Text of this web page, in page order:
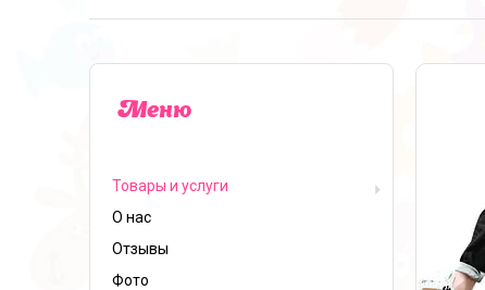
Товары и услуги
О нас
Отзывы
Фото